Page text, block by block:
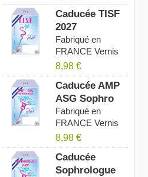
Caducée TISF
2027
Fabriqué en
FRANCE Vernis
Anti UV...
8,98 €
Caducée AMP
ASG Sophro
2027
Fabriqué en
FRANCE Vernis
Anti UV...
8,98 €
Caducée
Sophrologue